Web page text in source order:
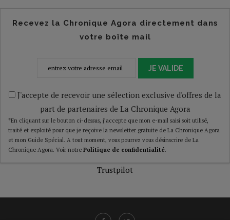
Recevez la Chronique Agora directement dans
votre boîte mail
JE VALIDE
J'accepte de recevoir une sélection exclusive d'offres de la
part de partenaires de La Chronique Agora
*En cliquant sur le bouton ci-dessus, j’accepte que mon e-mail saisi soit utilisé,
traité et exploité pour que je reçoive la newsletter gratuite de La Chronique Agora
et mon Guide Spécial. A tout moment, vous pourrez vous désinscrire de La
Chronique Agora. Voir notre Politique de confidentialité.
Trustpilot